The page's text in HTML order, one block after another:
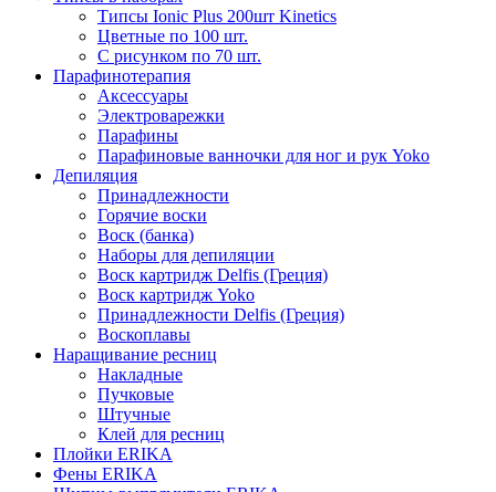
Типсы Ionic Plus 200шт Kinetics
Цветные по 100 шт.
С рисунком по 70 шт.
Парафинотерапия
Аксессуары
Электроварежки
Парафины
Парафиновые ванночки для ног и рук Yoko
Депиляция
Принадлежности
Горячие воски
Воск (банка)
Наборы для депиляции
Воск картридж Delfis (Греция)
Воск картридж Yoko
Принадлежности Delfis (Греция)
Воскоплавы
Наращивание ресниц
Накладные
Пучковые
Штучные
Клей для ресниц
Плойки ERIKA
Фены ERIKA